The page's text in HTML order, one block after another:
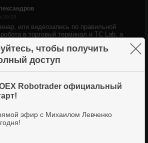
чтобы получить
доступ
Robotrader официальный
эфир с Михаилом Левченко
×
20:15
или видеозапись по правильной
в торговый терминал и TC Lab, а
20:14
ТСЛАБ? А ТРАНЗАК НУЖНО
20:14
не видел TSLasb. Большая проблема в
20:13